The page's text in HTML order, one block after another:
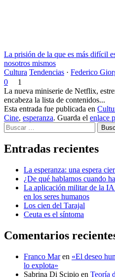
La prisión de la que es más difícil
nosotros mismos
Cultura Tendencias · Federico
0
1
La nueva miniserie de Netflix,
encabeza la lista de contenidos...
Esta entrada fue publicada en
Cine, esperanza. Guarda el enlace
Buscar
Entradas recientes
La esperanza: una espera
¿De qué hablamos cuando
La aplicación militar de la IA
en los seres humanos
Los cien del Tarajal
Ceuta es el síntoma
Comentarios
Franco Maren «El deseo
lo explota»
Sabrina Di Scipio en Teoría